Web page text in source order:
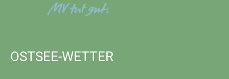
OSTSEE-WETTER